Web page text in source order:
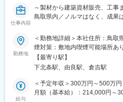
得できます
入社後は先輩社員のトラックに
きます。
運転のコツやルートの回り方は
積み込み方法・効率の良い作業
5名の先輩社員がローテーショ
やり方を学べる環境です。
仕事内容
～製材から建築資材販売、工事
鳥取県内／ノルマはなく、成果
■業務概要：
当社は創業100年を超える歴史
工事まで一貫して手掛ける総合
今回募集する営業職は、主に既
の建築資材の提案営業に加え、
築工事の受注拡大にも携わりま
を図るための増員募集です
勤務地
＜勤務地詳細＞本社住所：鳥
煙対策：敷地内喫煙可能場所あ
【最寄り駅】
下北条駅、由良駅、倉吉駅
給与
＜予定年収＞300万円～500万
月額（基本給）：214,000円～